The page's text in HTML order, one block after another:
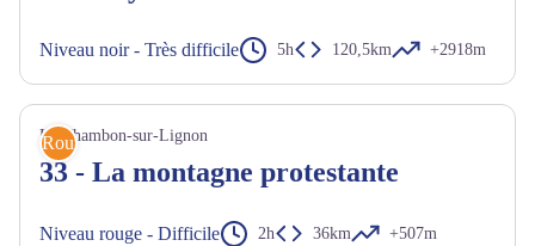
Niveau noir - Très difficile 5h 120,5km +2918m
Route
Le Chambon-sur-Lignon
33 - La montagne protestante
Niveau rouge - Difficile 2h 36km +507m